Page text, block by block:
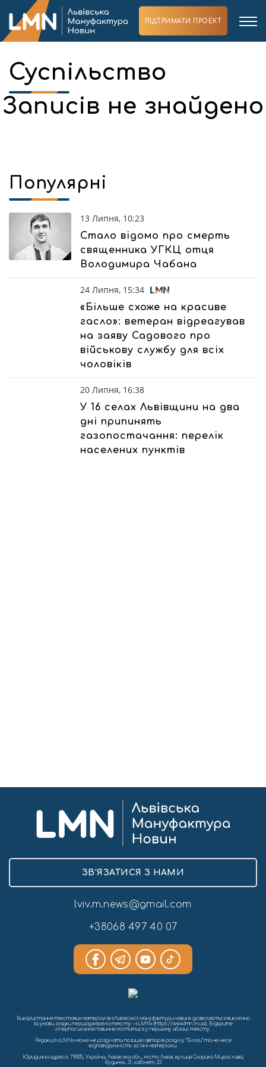
ПІДТРИМАТИ ПРОЕКТ
Суспільство
Записів не знайдено
Популярні
13 Липня, 10:23
Стало відомо про смерть
священника УГКЦ отця
Володимира Чабана
24 Липня, 15:34
«Більше схоже на красиве
гасло»: ветеран відреагував
на заяву Садового про
військову службу для всіх
чоловіків
20 Липня, 16:38
У 16 селах Львівщини на два
дні припинять
газопостачання: перелік
населених пунктів
ЗВ’ЯЗАТИСЯ З НАМИ
lviv.m.news@gmail.com
+38068 497 40 07
Використання текстових матеріалів «Львівської мануфактури новин» дозволяється виключно
за умови згадки першоджерела тексту – «LMN» (https://www.lmn.in.ua). Відкрите
гіперпосилання повинне міститися у першому абзаці тексту.
Редакція «LMN» може не розділяти позицію авторів розділу “Блоги” та не несе
відповідальність за їхні матеріали.
Юридична адреса: 79005, Україна, Львівська обл., місто Львів, вулиця Скорика Мирослава,
будинок, 31, кабінет, 23